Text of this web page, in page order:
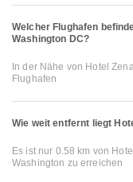
Welcher Flughafen
Washington DC?
In der Nähe von Hotel
Flughafen
Wie weit entfernt liegt
Es ist nur 0.58 km von
Washington zu erreichen